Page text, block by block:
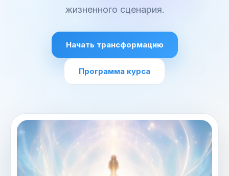
жизненного сценария.
Начать трансформацию
Программа курса